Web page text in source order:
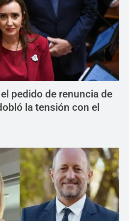
pedido de renuncia de
la tensión con el